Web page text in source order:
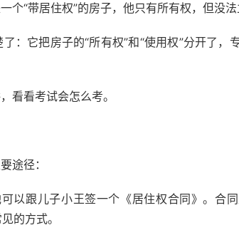
“带居住权”的房子，他只有所有权，但没法
：它把房子的“所有权”和“使用权”分开了，
看看考试会怎么考。
途径：
以跟儿子小王签一个《居住权合同》。合
的方式。